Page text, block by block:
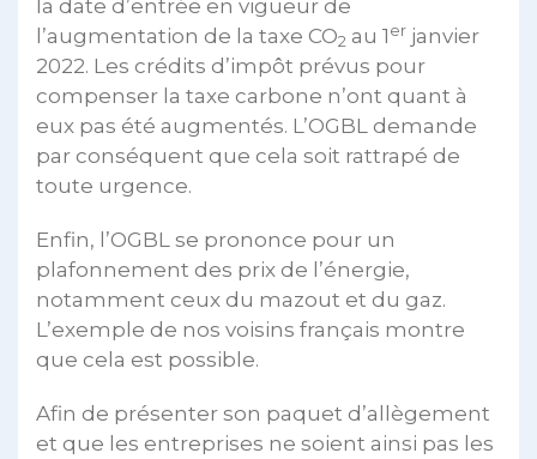
la date d’entrée en vigueur de
l’augmentation de la taxe CO2 au 1 er janvier
2022. Les crédits d’impôt prévus pour
compenser la taxe carbone n’ont quant à
eux pas été augmentés. L’OGBL demande
par conséquent que cela soit rattrapé de
toute urgence.
Enfin, l’OGBL se prononce pour un
plafonnement des prix de l’énergie,
notamment ceux du mazout et du gaz.
L’exemple de nos voisins français montre
que cela est possible.
Afin de présenter son paquet d’allègement
et que les entreprises ne soient ainsi pas les